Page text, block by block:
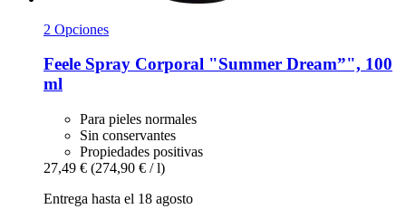
2 Opciones
Feele Spray Corporal "Summer Dream”", 100
ml
Para pieles normales
Sin conservantes
Propiedades positivas
27,49 € (274,90 € / l)
Entrega hasta el 18 agosto